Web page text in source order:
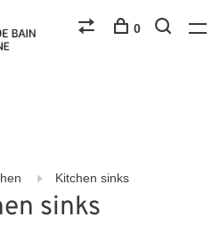
0
Kitchen sinks
sinks